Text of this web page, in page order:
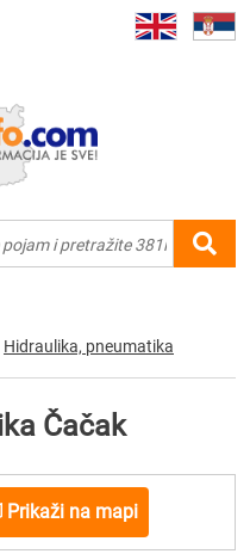
Hidraulika, pneumatika
Čačak
Prikaži na mapi